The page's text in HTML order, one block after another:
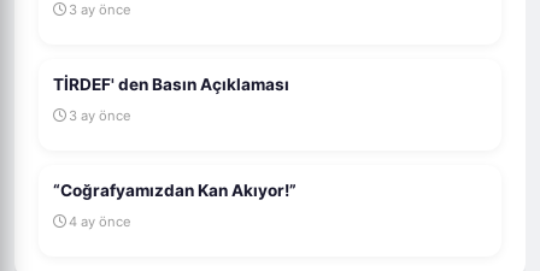
3 ay önce
TİRDEF' den Basın Açıklaması
3 ay önce
“Coğrafyamızdan Kan Akıyor!”
4 ay önce